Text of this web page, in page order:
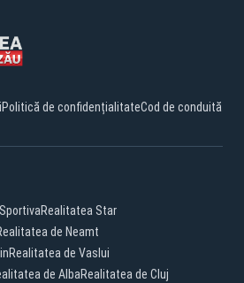
Politică de confidențialitateCod de conduită
Realitatea Star
de Neamt
Realitatea de Vaslui
de AlbaRealitatea de Cluj